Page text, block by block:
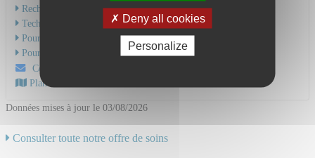
Recherche & Enseignement
Technique et soins
Pour une hospitalisation
Pour une consultation
Contactez-nous par mail
Plan d'accès au CHU
Données mises à jour le 03/08/2026
Consulter toute notre offre de soins
Deny all cookies
Personalize